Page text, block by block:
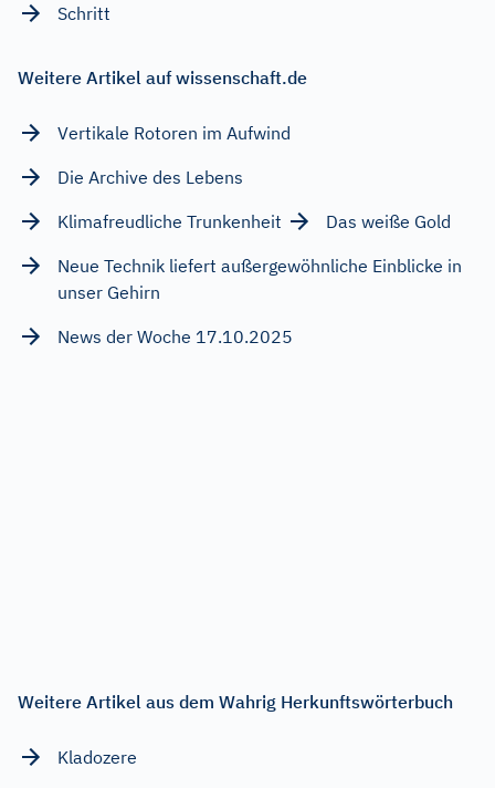
Schritt
Weitere Artikel auf wissenschaft.de
Vertikale Rotoren im Aufwind
Die Archive des Lebens
Klimafreudliche Trunkenheit
Das weiße Gold
Neue Technik liefert außergewöhnliche Einblicke in
unser Gehirn
News der Woche 17.10.2025
Weitere Artikel aus dem Wahrig Herkunftswörterbuch
Kladozere